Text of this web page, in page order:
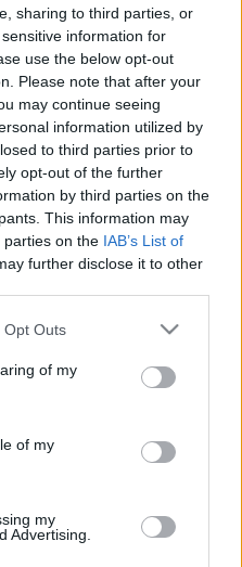
sharing to third parties, or
information for
use the below opt-out
Please note that after your
may continue seeing
information utilized by
to third parties prior to
opt-out of the further
by third parties on the
This information may
parties on the IAB’s List of
further disclose it to other
uses one or more Google
behaviour. You may click to
and its third-party tags to
purposes in below Google
Opt Outs
of my
of my
my
Advertising.